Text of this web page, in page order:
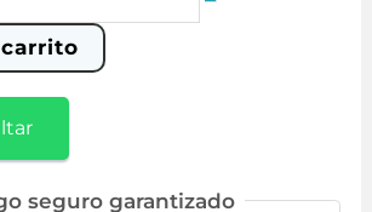
seguro garantizado